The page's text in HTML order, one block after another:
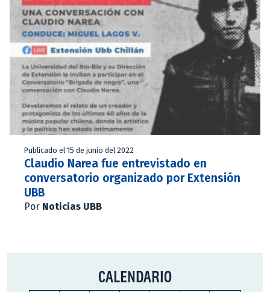
Publicado el 15 de junio del 2022
Claudio Narea fue entrevistado en
conversatorio organizado por Extensión
UBB
Por Noticias UBB
CALENDARIO